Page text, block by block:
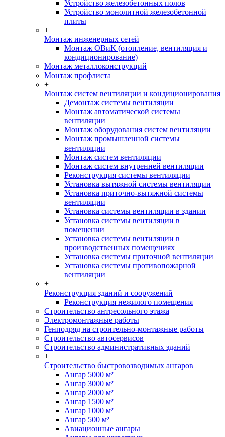
Устройство железобетонных полов
Устройство монолитной железобетонной
плиты
+
Монтаж инженерных сетей
Монтаж ОВиК (отопление, вентиляция и
кондиционирование)
Монтаж металлоконструкций
Монтаж профлиста
+
Монтаж систем вентиляции и кондиционирования
Демонтаж системы вентиляции
Монтаж автоматической системы
вентиляции
Монтаж оборудования систем вентиляции
Монтаж промышленной системы
вентиляции
Монтаж систем вентиляции
Монтаж систем внутренней вентиляции
Реконструкция системы вентиляции
Установка вытяжной системы вентиляции
Установка приточно-вытяжной системы
вентиляции
Установка системы вентиляции в здании
Установка системы вентиляции в
помещении
Установка системы вентиляции в
производственных помещениях
Установка системы приточной вентиляции
Установка системы противопожарной
вентиляции
+
Реконструкция зданий и сооружений
Реконструкция нежилого помещения
Строительство антресольного этажа
Электромонтажные работы
Генподряд на строительно-монтажные работы
Строительство автосервисов
Строительство административных зданий
+
Строительство быстровозводимых ангаров
Ангар 5000 м²
Ангар 3000 м²
Ангар 2000 м²
Ангар 1500 м²
Ангар 1000 м²
Ангар 500 м²
Авиационные ангары